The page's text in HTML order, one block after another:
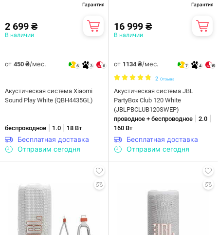
Гарантия
2 699 ₴
В наличии
от 450 ₴/мес. 6 3 6
Акустическая система Xiaomi
Sound Play White (QBH4435GL)
беспроводное 1.0 18 Вт
Бесплатная доставка
Отправим сегодня
Гарантия
16 999 ₴
В наличии
от 1134 ₴/мес. 7 4 15
2 Отзыва
Акустическая система JBL
PartyBox Club 120 White
(JBLPBCLUB120SWEP)
проводное + беспроводное
2.0
160 Вт
Бесплатная доставка
Отправим сегодня